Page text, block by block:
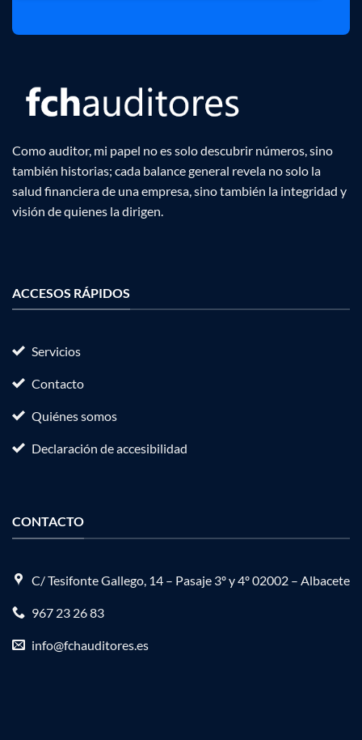
Como auditor, mi papel no es solo descubrir números, sino
también historias; cada balance general revela no solo la
salud financiera de una empresa, sino también la integridad y
visión de quienes la dirigen.
ACCESOS RÁPIDOS
Servicios
Contacto
Quiénes somos
Declaración de accesibilidad
CONTACTO
C/ Tesifonte Gallego, 14 – Pasaje 3º y 4º 02002 – Albacete
967 23 26 83
info@fchauditores.es